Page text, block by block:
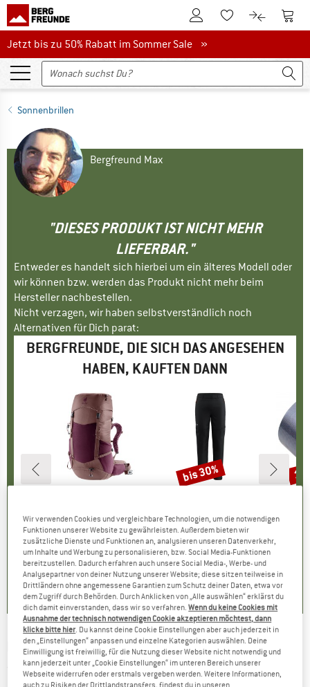
Zum KundenkontoZum Merkzettel.
Zum Zum
Jetzt bis zu 50% Rabatt im Sommer Sale
Jetzt bis zu 50% Rabatt im Sommer Sale »
Sonnenbrillen
Bergfreund Max
"DIESES PRODUKT IST NICHT MEHR
LIEFERBAR."
Entweder es handelt sich hierbei um ein älteres Modell oder
wir können bzw. werden das Produkt nicht mehr beim
Hersteller nachbestellen.
Nicht verzagen, wir haben selbstverständlich noch
Alternativen für Dich parat:
BERGFREUNDE, DIE SICH DAS ANGESEHEN
HABEN, KAUFTEN DANN
Preis
€
Produktgruppe
Wanderrucksack
Preis
174,95 €
5,0(1)
Produktgruppe
Trekkinghose
Preis
129,95 € reduzierter Preis
ab90,97 €
5,0(1)
Rabatt
bis 30%
BOLLÉ -Score S3 - Sonnenbrille
(0)
Wir verwenden Cookies und vergleichbare Technologien, um die notwendigen
Funktionen unserer Website zu gewährleisten. Außerdem bieten wir
zusätzliche Dienste und Funktionen an, analysieren unseren Datenverkehr,
um Inhalte und Werbung zu personalisieren, bzw. Social Media-Funktionen
bereitzustellen. Dadurch erfahren auch unsere Social Media-, Werbe- und
Analysepartner von deiner Nutzung unserer Website; diese sitzen teilweise in
Drittländern ohne angemessene Garantien zum Schutz deiner Daten, etwa vor
dem Zugriff durch Behörden. Durch Anklicken von „Alle auswählen“ erklärst du
dich damit einverstanden, dass wir so verfahren.Wenn du keine Cookies mit
Ausnahme der technisch notwendigen Cookie akzeptieren möchtest, dann
klicke bitte hier. Du kannst deine Cookie Einstellungen aber auch jederzeit in
den „Einstellungen“ anpassen und einzelne Kategorien auswählen. Deine
Einwilligung ist freiwillig, für die Nutzung dieser Website nicht notwendig und
kann jederzeit unter „Cookie Einstellungen“ im unteren Bereich unserer
Webseite widerrufen oder erstmals vergeben werden. Weitere Informationen,
auch zu Risiken der Drittlandstransfers, findest du in unseren